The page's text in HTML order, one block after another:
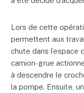
Lors de cette
permettent aux
chute dans l’espace
camion-grue
à descendre le
la pompe. Ensuite,